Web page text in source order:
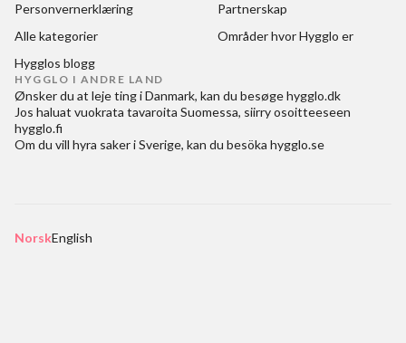
Personvernerklæring
Partnerskap
Alle kategorier
Områder hvor Hygglo er
Hygglos blogg
HYGGLO I ANDRE LAND
Ønsker du at leje ting i Danmark, kan du besøgehygglo.dk
Jos haluat vuokrata tavaroita Suomessa, siirry osoitteeseen
hygglo.fi
Om du vill hyra saker i Sverige, kan du besöka hygglo.se
NorskEnglish